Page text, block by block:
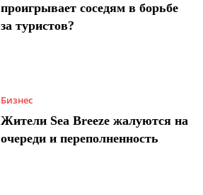
проигрывает соседям в борьбе
за туристов?
Бизнес
Жители Sea Breeze жалуются на
очереди и переполненность